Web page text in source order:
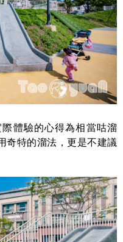
體驗的心得為相當咕溜
奇特的溜法，更是不建議